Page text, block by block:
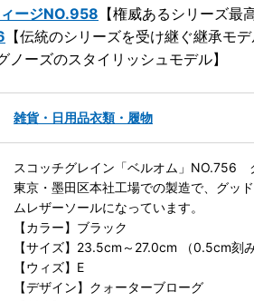
ージNO.958 【権威あるシリーズ最
【伝統のシリーズを受け継ぐ継承モデ
ノーズのスタイリッシュモデル】
雑貨・日用品衣類・履物
スコッチグレイン「ベルオム」NO.756
東京・墨田区本社工場での製造で、グッ
ムレザーソールになっています。
【カラー】ブラック
【サイズ】23.5cm～27.0cm （0.5cm刻
【ウィズ】E
【デザイン】クォーターブローグ